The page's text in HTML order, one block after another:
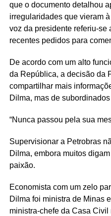
que o documento detalhou
irregularidades que vieram
voz da presidente referiu-se
recentes pedidos para
De acordo com um alto
da República, a decisão da
compartilhar mais
Dilma, mas de
“Nunca passou pela sua
Supervisionar a Petrobras
Dilma, embora muitos
paixão.
Economista com um zelo
Dilma foi ministra de Minas
ministra-chefe da Casa